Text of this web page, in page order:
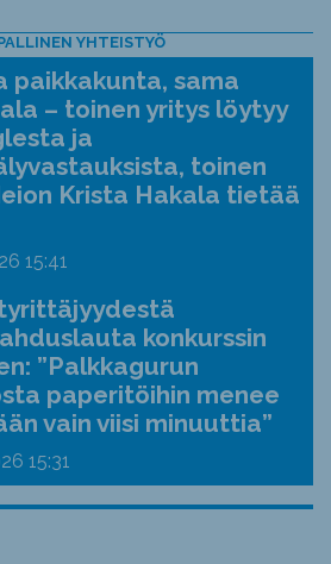
YHTEISTYÖ
paikkakunta, sama
– toinen yritys löytyy
ja
toinen
Krista Hakala tietää
15:41
konkurssin
”Palkkagurun
paperitöihin menee
vain viisi minuuttia”
15:31